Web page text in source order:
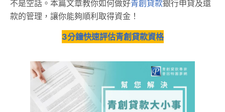
不是空話。本篇文章教你如何做好青創貸款銀行申貸及還
款的管理，讓你能夠順利取得資金！
3分鐘快速評估青創貸款資格